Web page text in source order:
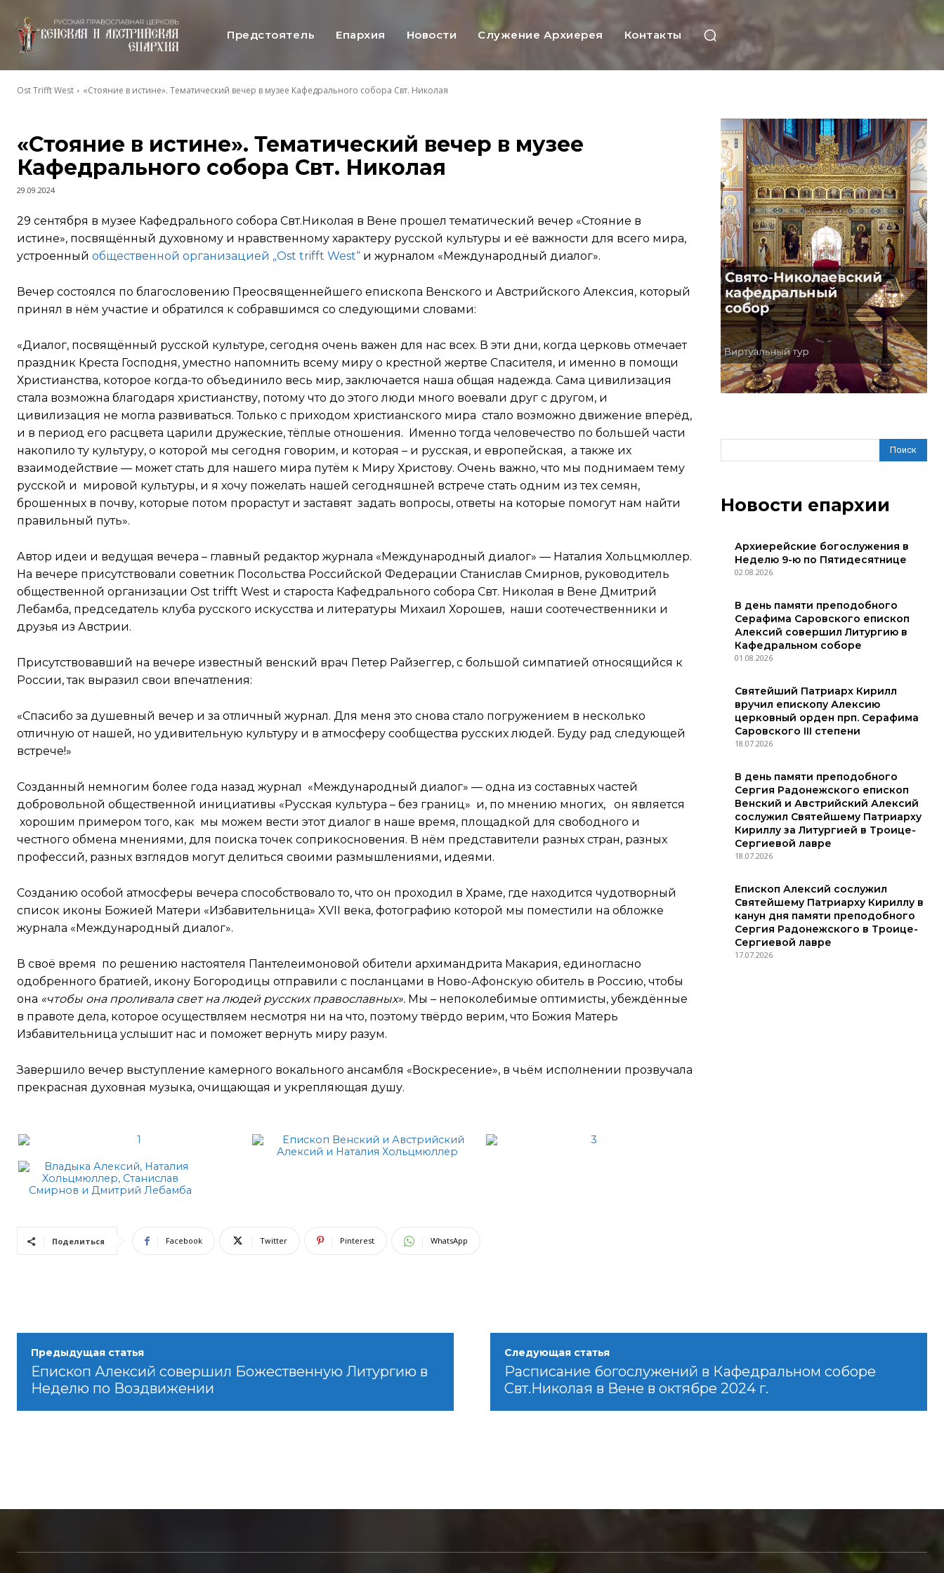
Предстоятель Епархия Новости Служение Архиерея Контакты
Ost Trifft West «Стояние в истине». Тематический вечер в музее Кафедрального собора Свт. Николая
«Стояние в истине». Тематический вечер в музее
Кафедрального собора Свт. Николая
29.09.2024
29 сентября в музее Кафедрального собора Свт.Николая в Вене прошел тематический вечер «Стояние в
истине», посвящённый духовному и нравственному характеру русской культуры и её важности для всего мира,
устроенный общественной организацией „Ost trifft West“ и журналом «Международный диалог».
Вечер состоялся по благословению Преосвященнейшего епископа Венского и Австрийского Алексия, который
принял в нём участие и обратился к собравшимся со следующими словами:
«Диалог, посвящённый русской культуре, сегодня очень важен для нас всех. В эти дни, когда церковь отмечает
праздник Креста Господня, уместно напомнить всему миру о крестной жертве Спасителя, и именно в помощи
Христианства, которое когда-то объединило весь мир, заключается наша общая надежда. Сама цивилизация
стала возможна благодаря христианству, потому что до этого люди много воевали друг с другом, и
цивилизация не могла развиваться. Только с приходом христианского мира стало возможно движение вперёд,
и в период его расцвета царили дружеские, тёплые отношения. Именно тогда человечество по большей части
накопило ту культуру, о которой мы сегодня говорим, и которая – и русская, и европейская, а также их
взаимодействие — может стать для нашего мира путём к Миру Христову. Очень важно, что мы поднимаем тему
русской и мировой культуры, и я хочу пожелать нашей сегодняшней встрече стать одним из тех семян,
брошенных в почву, которые потом прорастут и заставят задать вопросы, ответы на которые помогут нам найти
правильный путь».
Автор идеи и ведущая вечера – главный редактор журнала «Международный диалог» — Наталия Хольцмюллер.
На вечере присутствовали советник Посольства Российской Федерации Станислав Смирнов, руководитель
общественной организации Ost trifft West и староста Кафедрального собора Свт. Николая в Вене Дмитрий
Лебамба, председатель клуба русского искусства и литературы Михаил Хорошев, наши соотечественники и
друзья из Австрии.
Присутствовавший на вечере известный венский врач Петер Райзеггер, с большой симпатией относящийся к
России, так выразил свои впечатления:
«Спасибо за душевный вечер и за отличный журнал. Для меня это снова стало погружением в несколько
отличную от нашей, но удивительную культуру и в атмосферу сообщества русских людей. Буду рад следующей
встрече!»
Созданный немногим более года назад журнал «Международный диалог» — одна из составных частей
добровольной общественной инициативы «Русская культура – без границ» и, по мнению многих, он является
хорошим примером того, как мы можем вести этот диалог в наше время, площадкой для свободного и
честного обмена мнениями, для поиска точек соприкосновения. В нём представители разных стран, разных
профессий, разных взглядов могут делиться своими размышлениями, идеями.
Созданию особой атмосферы вечера способствовало то, что он проходил в Храме, где находится чудотворный
список иконы Божией Матери «Избавительница» XVII века, фотографию которой мы поместили на обложке
журнала «Международный диалог».
В своё время по решению настоятеля Пантелеимоновой обители архимандрита Макария, единогласно
одобренного братией, икону Богородицы отправили с посланцами в Ново-Афонскую обитель в Россию, чтобы
она «чтобы она проливала свет на людей русских православных». Мы – непоколебимые оптимисты, убеждённые
в правоте дела, которое осуществляем несмотря ни на что, поэтому твёрдо верим, что Божия Матерь
Избавительница услышит нас и поможет вернуть миру разум.
Завершило вечер выступление камерного вокального ансамбля «Воскресение», в чьём исполнении прозвучала
прекрасная духовная музыка, очищающая и укрепляющая душу.
Поделиться Facebook Twitter Pinterest WhatsApp
Поиск
Новости епархии
Архиерейские богослужения в
Неделю 9-ю по Пятидесятнице
02.08.2026
В день памяти преподобного
Серафима Саровского епископ
Алексий совершил Литургию в
Кафедральном соборе
01.08.2026
Святейший Патриарх Кирилл
вручил епископу Алексию
церковный орден прп. Серафима
Саровского III степени
18.07.2026
В день памяти преподобного
Сергия Радонежского епископ
Венский и Австрийский Алексий
сослужил Святейшему Патриарху
Кириллу за Литургией в Троице-
Сергиевой лавре
18.07.2026
Епископ Алексий сослужил
Святейшему Патриарху Кириллу в
канун дня памяти преподобного
Сергия Радонежского в Троице-
Сергиевой лавре
17.07.2026
Предыдущая статья
Епископ Алексий совершил Божественную Литургию в
Неделю по Воздвижении
Следующая статья
Расписание богослужений в Кафедральном соборе
Свт.Николая в Вене в октябре 2024 г.